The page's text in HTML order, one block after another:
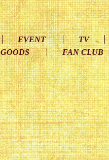
EVENT
TV
GOODS FAN CLUB